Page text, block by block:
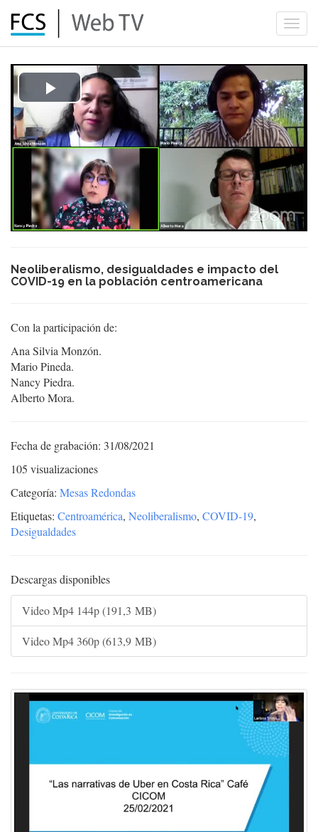
Play
Video
Neoliberalismo, desigualdades e impacto del
COVID-19 en la población centroamericana
Con la participación de:
Ana Silvia Monzón.
Mario Pineda.
Nancy Piedra.
Alberto Mora.
Fecha de grabación: 31/08/2021
105 visualizaciones
Categoría: Mesas Redondas
Etiquetas: Centroamérica, Neoliberalismo, COVID-19,
Desigualdades
Descargas disponibles
Video Mp4 144p (191,3 MB)
Video Mp4 360p (613,9 MB)